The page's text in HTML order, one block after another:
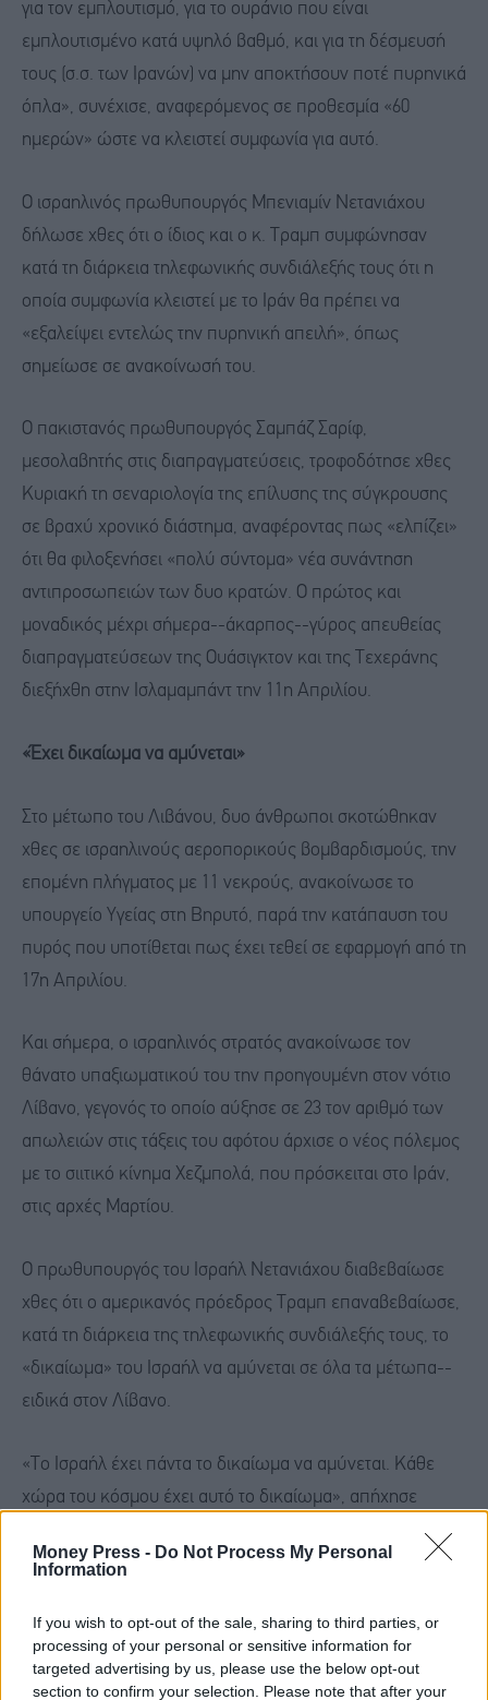
Money Press - Do Not Process My Personal
Information
If you wish to opt-out of the sale, sharing to third parties, or
processing of your personal or sensitive information for
targeted advertising by us, please use the below opt-out
section to confirm your selection. Please note that after your
για τον εμπλουτισμό, για το ουράνιο που είναι
εμπλουτισμένο κατά υψηλό βαθμό, και για τη δέσμευσή
τους (σ.σ. των Ιρανών) να μην αποκτήσουν ποτέ πυρηνικά
όπλα», συνέχισε, αναφερόμενος σε προθεσμία «60
ημερών» ώστε να κλειστεί συμφωνία για αυτό.
Ο ισραηλινός πρωθυπουργός Μπενιαμίν Νετανιάχου
δήλωσε χθες ότι ο ίδιος και ο κ. Τραμπ συμφώνησαν
κατά τη διάρκεια τηλεφωνικής συνδιάλεξής τους ότι η
οποία συμφωνία κλειστεί με το Ιράν θα πρέπει να
«εξαλείψει εντελώς την πυρηνική απειλή», όπως
σημείωσε σε ανακοίνωσή του.
Ο πακιστανός πρωθυπουργός Σαμπάζ Σαρίφ,
μεσολαβητής στις διαπραγματεύσεις, τροφοδότησε χθες
Κυριακή τη σεναριολογία της επίλυσης της σύγκρουσης
σε βραχύ χρονικό διάστημα, αναφέροντας πως «ελπίζει»
ότι θα φιλοξενήσει «πολύ σύντομα» νέα συνάντηση
αντιπροσωπειών των δυο κρατών. Ο πρώτος και
μοναδικός μέχρι σήμερα--άκαρπος--γύρος απευθείας
διαπραγματεύσεων της Ουάσιγκτον και της Τεχεράνης
διεξήχθη στην Ισλαμαμπάντ την 11η Απριλίου.
«Έχει δικαίωμα να αμύνεται»
Στο μέτωπο του Λιβάνου, δυο άνθρωποι σκοτώθηκαν
χθες σε ισραηλινούς αεροπορικούς βομβαρδισμούς, την
επομένη πλήγματος με 11 νεκρούς, ανακοίνωσε το
υπουργείο Υγείας στη Βηρυτό, παρά την κατάπαυση του
πυρός που υποτίθεται πως έχει τεθεί σε εφαρμογή από τη
17η Απριλίου.
Και σήμερα, ο ισραηλινός στρατός ανακοίνωσε τον
θάνατο υπαξιωματικού του την προηγουμένη στον νότιο
Λίβανο, γεγονός το οποίο αύξησε σε 23 τον αριθμό των
απωλειών στις τάξεις του αφότου άρχισε ο νέος πόλεμος
με το σιιτικό κίνημα Χεζμπολά, που πρόσκειται στο Ιράν,
στις αρχές Μαρτίου.
Ο πρωθυπουργός του Ισραήλ Νετανιάχου διαβεβαίωσε
χθες ότι ο αμερικανός πρόεδρος Τραμπ επαναβεβαίωσε,
κατά τη διάρκεια της τηλεφωνικής συνδιάλεξής τους, το
«δικαίωμα» του Ισραήλ να αμύνεται σε όλα τα μέτωπα--
ειδικά στον Λίβανο.
«Το Ισραήλ έχει πάντα το δικαίωμα να αμύνεται. Κάθε
χώρα του κόσμου έχει αυτό το δικαίωμα», απήχησε
πως ελπίζει ότι η συμφωνία ανάμεσα στην Ουάσιγκτον και
την Τεχεράνη θα συμπεριλάβει και τη δική του χώρα.
Ωστόσο, ο ηγέτης του σιιτικού κινήματος απέρριψε, για